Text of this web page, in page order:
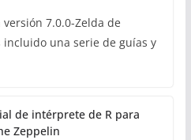
7.0.0-Zelda de
una serie de guías y
de intérprete de R para
Zeppelin